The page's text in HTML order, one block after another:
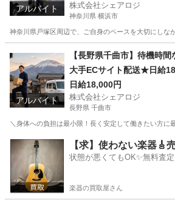
アルバイト 株式会社シェアロジ
神奈川県 横浜市
神奈川県戸塚区周辺で、ご自身のペースを大切にしな
ドライバー 業務
アルバイト
【長野県千曲市】待機時
大手ECサイト配送★日給
日給18,000円
株式会社シェアロジ
長野県 千曲市
＼身体への負担は最小限！長く安定して働きたい方
長野 千曲市 ドライバー 置き配
【求】使わない楽器🎸
状態が悪くてもOK✨無料査定
楽器の買取屋さん